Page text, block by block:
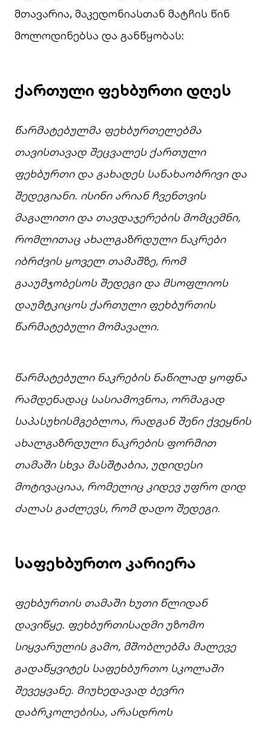
მთავარია, მაკედონიასთან მატჩის წინ
მოლოდინებსა და განწყობას:
ქართული ფეხბურთი დღეს
წარმატებულმა ფეხბურთელებმა
თავისთავად შეცვალეს ქართული
ფეხბურთი და გახადეს სანახაობრივი და
შედეგიანი. ისინი არიანჩვენთვის
მაგალითი და თავდაჯერების მომცემნი,
რომლითაც ახალგაზრდული ნაკრები
იბრძვის ყოველ თამაშზე, რომ
გააუმჯობესოს შედეგი და მსოფლიოს
დაუმტკიცოს ქართული ფეხბურთის
წარმატებული მომავალი.
წარმატებული ნაკრების ნაწილად ყოფნა
რამდენადაც სასიამოვნოა, ორმაგად
საპასუხისმგებლოა, რადგან შენი ქვეყნის
ახალგაზრდული ნაკრების ფორმით
თამაში სხვა მასშტაბია, უდიდესი
მოტივაციაა, რომელიც კიდევ უფრო დიდ
ძალას გაძლევს, რომ დადო შედეგი.
საფეხბურთო კარიერა
ფეხბურთის თამაში ხუთი წლიდან
დავიწყე. ფეხბურთისადმი უზომო
სიყვარულის გამო, მშობლებმა მალევე
გადაწყვიტეს საფეხბურთო სკოლაში
შევეყვანე. მიუხედავად ბევრი
დაბრკოლებისა, არასდროს